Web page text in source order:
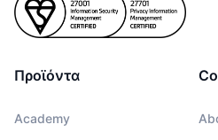
Προϊόντα
Academy